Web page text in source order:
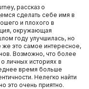
рассказ о
сделать себе имя в
и плохого в
окружающая
году улучшилась, но
это самое интересное,
Возможно, что более
личных историях в
время больше
Нелегко найти
это очень приятно.